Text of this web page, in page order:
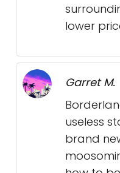
lower
Garret M.
useless
brand